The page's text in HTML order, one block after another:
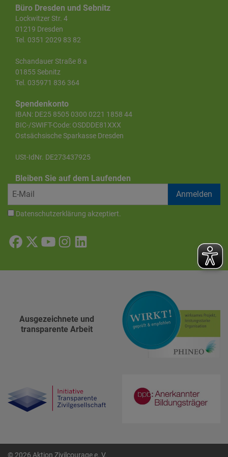
Büro Dresden und Sebnitz
Lockwitzer Str. 4
01219 Dresden
Tel. 0351 2029 83 82
Schandauer Straße 8 a
01855 Sebnitz
Tel. 035971 836 364
Spendenkonto
IBAN: DE25 8505 0300 0221 1858 44
BIC-/SWIFT-Code: OSDDDE81XXX
Ostsächsische Sparkasse Dresden
USt-IdNr. DE273437925
Bleiben Sie auf dem Laufenden
Datenschutzerklärung akzeptiert.
Ausgezeichnete und
transparente Arbeit
© 2026 Aktion Zivilcourage e. V.